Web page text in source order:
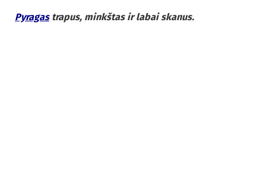
Pyragastrapus, minkštas ir labai skanus.